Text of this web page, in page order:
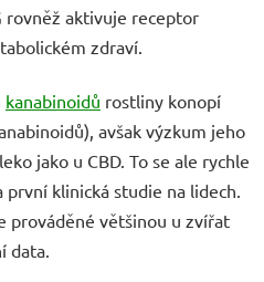
rovněž aktivuje receptor
zdraví.
kanabinoidů rostliny konopí
avšak výzkum jeho
jako u CBD. To se ale rychle
klinická studie na lidech.
prováděné většinou u zvířat
data.